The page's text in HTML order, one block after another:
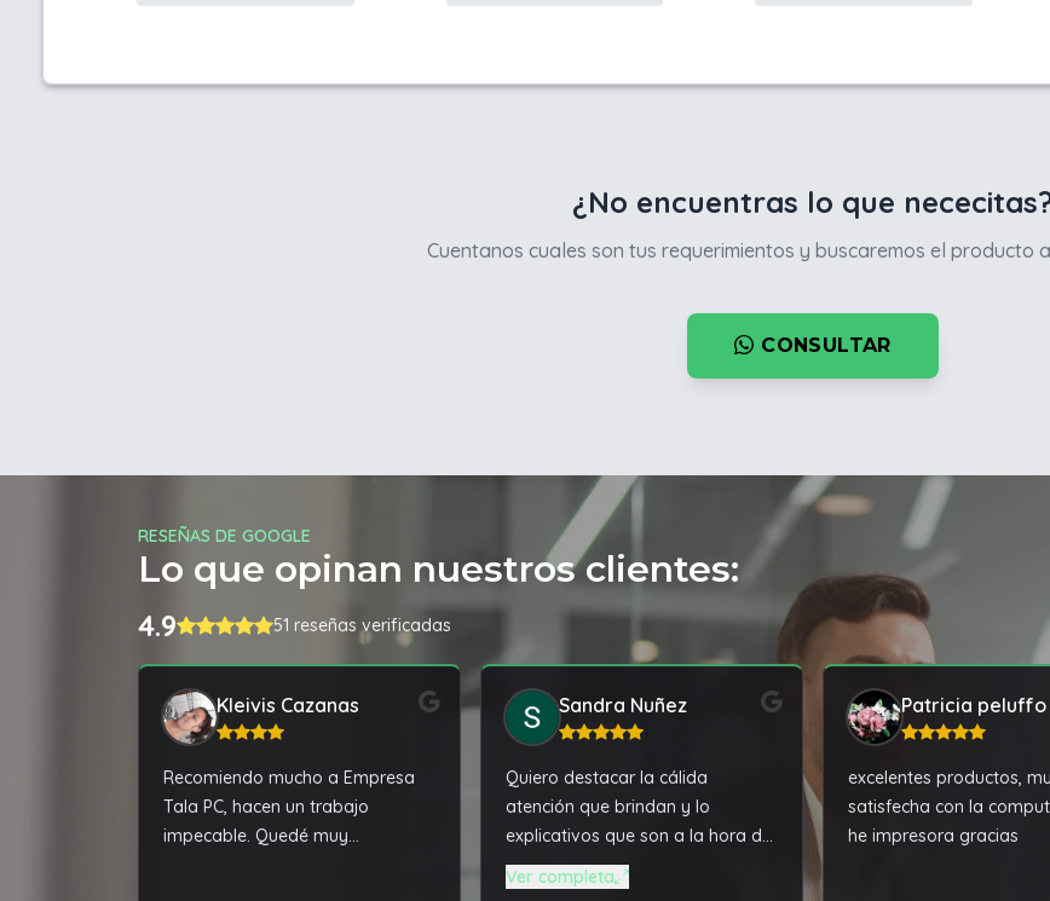
¿No encuentras lo que
Cuentanos cuales son tus requerimientos y buscaremos el producto
CONSULTAR
RESEÑAS DE GOOGLE
Lo que opinan nuestros clientes:
4.9 51 reseñas verificadas
Kleivis Cazanas
Recomiendo mucho a Empresa
Tala PC, hacen un trabajo
impecable. Quedé muy
Sandra Nuñez
Quiero destacar la cálida
atención que brindan y lo
explicativos que son a la hora de
contactarlos. Compre una
notebook Asus, que resulto
Ver completa
Patricia peluffo
excelentes productos,
satisfecha con la
he impresora gracias